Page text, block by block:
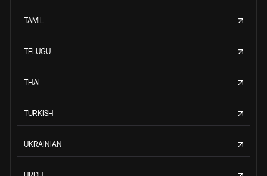
TAMIL
TELUGU
THAI
TURKISH
UKRAINIAN